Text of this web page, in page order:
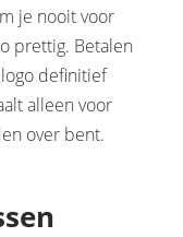
je nooit voor
prettig. Betalen
definitief
alleen voor
over bent.